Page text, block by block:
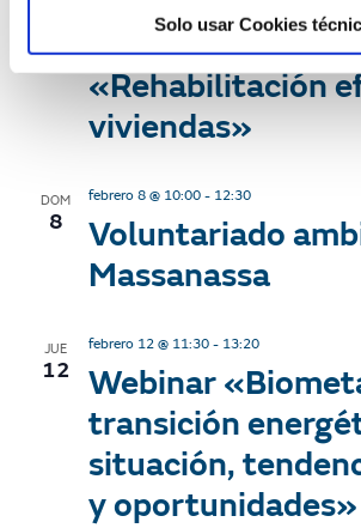
Solo usar Cookies
empleabilidad en
«Rehabilitación
viviendas»
DOM
8
febrero 8 @ 10:00- 12:30
Voluntariado
Massanassa
JUE
12
febrero 12 @ 11:30- 13:20
Webinar
transición
situación,
y oportunidades»